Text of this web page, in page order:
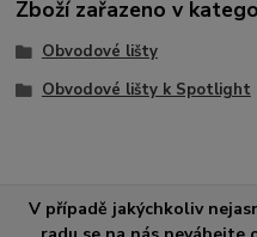
Zboží zařazeno v
Obvodové lišty
Obvodové lišty k Spotlight
V případě jakýchkoliv